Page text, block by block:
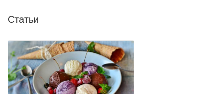
Статьи